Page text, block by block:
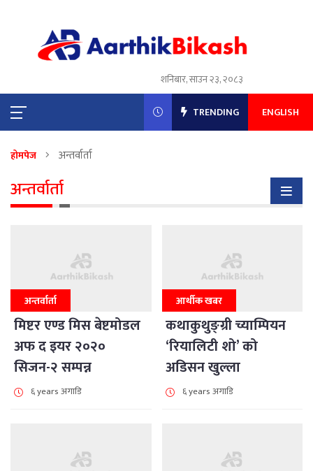
शनिबार, साउन २३, २०८३
TRENDING ENGLISH
होमपेज अन्तर्वार्ता
अन्तर्वार्ता
अन्तर्वार्ता
मिष्टर एण्ड मिस बेष्टमोडल
अफ द इयर २०२०
सिजन-२ सम्पन्न
६ years अगाडि
आर्थीक खबर
कथाकुथुङ्ग्री च्याम्पियन
‘रियालिटी शो’ को
अडिसन खुल्ला
६ years अगाडि